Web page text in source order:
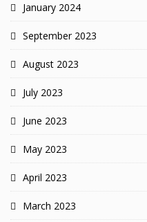
January 2024
September 2023
August 2023
July 2023
June 2023
May 2023
April 2023
March 2023